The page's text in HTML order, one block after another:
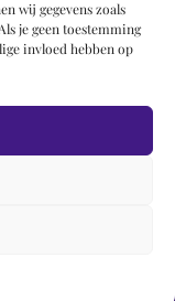
wij gegevens zoals
je geen toestemming
invloed hebben op